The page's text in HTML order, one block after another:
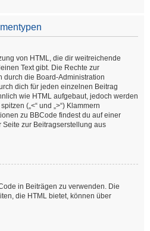
von HTML, die dir weitreichende
Text gibt. Die Rechte zur
durch die Board-Administration
dich für jeden einzelnen Beitrag
wie HTML aufgebaut, jedoch werden
(„<“ und „>“) Klammern
zu BBCode findest du auf einer
zur Beitragserstellung aus
in Beiträgen zu verwenden. Die
die HTML bietet, können über